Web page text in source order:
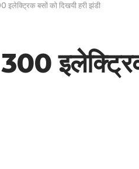
इलेक्ट्रिक बसों को दिखयी हरी झंडी